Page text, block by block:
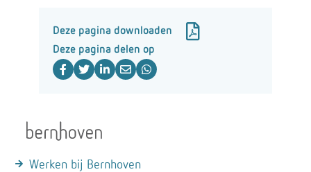
Deze pagina downloaden
Deze pagina delen op
Werken bij Bernhoven